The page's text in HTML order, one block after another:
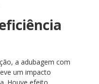
a adubagem com
um impacto